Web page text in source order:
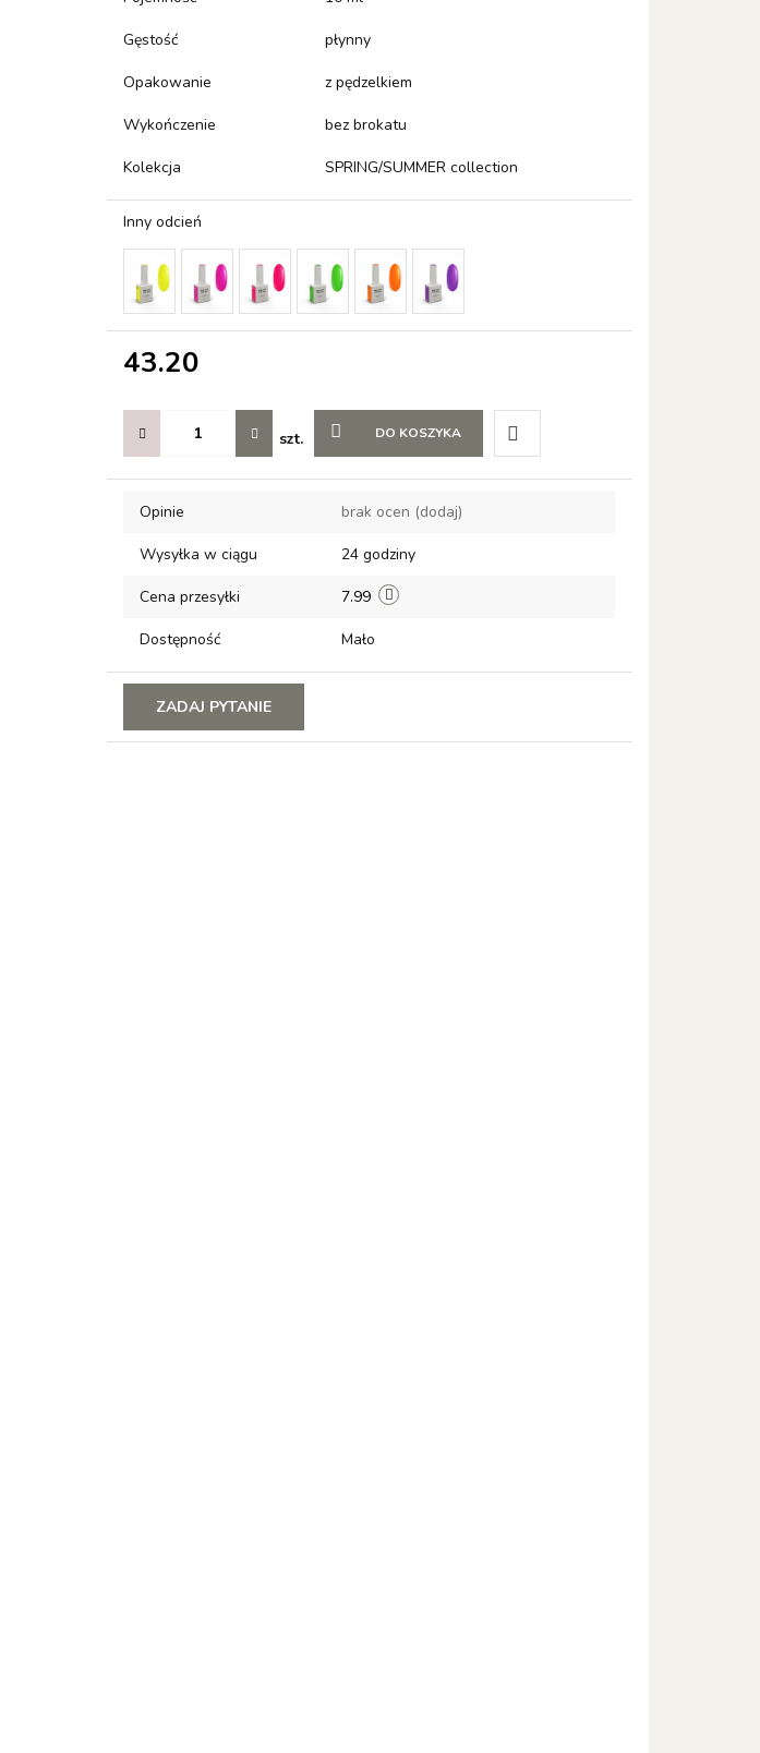
Gęstość płynny
Opakowanie z pędzelkiem
Wykończenie bez brokatu
Kolekcja SPRING/SUMMER collection
Inny odcień
43.20
szt. DO KOSZYKA
Do
Opinie brak ocen (dodaj)
Wysyłka w ciągu 24 godziny
Cena przesyłki 7.99
Dostępność Mało
ZADAJ PYTANIE